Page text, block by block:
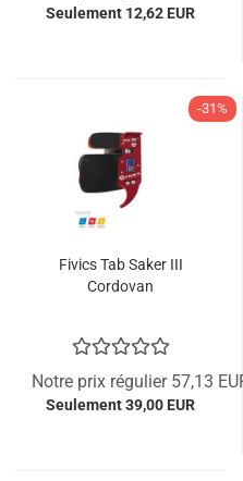
Seulement 12,62 EUR
-31%
Fivics Tab Saker III
Cordovan
Notre prix régulier 57,13
Seulement 39,00 EUR